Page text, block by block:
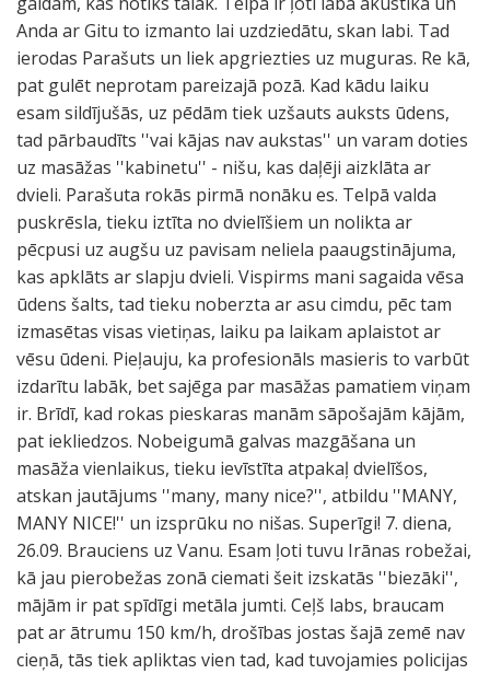
Anda ar Gitu to izmanto lai uzdziedātu, skan labi. Tad
ierodas Parašuts un liek apgriezties uz muguras. Re kā,
pat gulēt neprotam pareizajā pozā. Kad kādu laiku
esam sildījušās, uz pēdām tiek uzšauts auksts ūdens,
tad pārbaudīts ''vai kājas nav aukstas'' un varam doties
uz masāžas ''kabinetu'' - nišu, kas daļēji aizklāta ar
dvieli. Parašuta rokās pirmā nonāku es. Telpā valda
puskrēsla, tieku iztīta no dvielīšiem un nolikta ar
pēcpusi uz augšu uz pavisam neliela paaugstinājuma,
kas apklāts ar slapju dvieli. Vispirms mani sagaida vēsa
ūdens šalts, tad tieku noberzta ar asu cimdu, pēc tam
izmasētas visas vietiņas, laiku pa laikam aplaistot ar
vēsu ūdeni. Pieļauju, ka profesionāls masieris to varbūt
izdarītu labāk, bet sajēga par masāžas pamatiem viņam
ir. Brīdī, kad rokas pieskaras manām sāpošajām kājām,
pat iekliedzos. Nobeigumā galvas mazgāšana un
masāža vienlaikus, tieku ievīstīta atpakaļ dvielīšos,
atskan jautājums ''many, many nice?'', atbildu ''MANY,
MANY NICE!'' un izsprūku no nišas. Superīgi! 7. diena,
26.09. Brauciens uz Vanu. Esam ļoti tuvu Irānas robežai,
kā jau pierobežas zonā ciemati šeit izskatās ''biezāki'',
mājām ir pat spīdīgi metāla jumti. Ceļš labs, braucam
pat ar ātrumu 150 km/h, drošības jostas šajā zemē nav
cieņā, tās tiek apliktas vien tad, kad tuvojamies policijas